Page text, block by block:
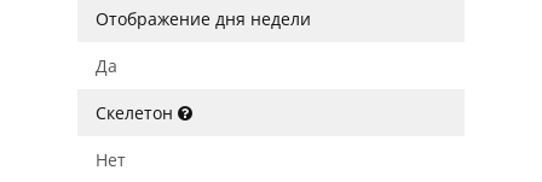
Отображение дня недели
Да
Скелетон
Нет